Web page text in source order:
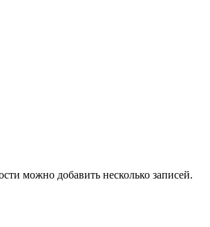
можно добавить несколько записей.